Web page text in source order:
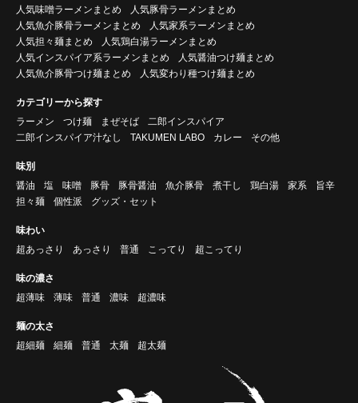
人気味噌ラーメンまとめ
人気豚骨ラーメンまとめ
人気魚介豚骨ラーメンまとめ
人気家系ラーメンまとめ
人気担々麺まとめ
人気鶏白湯ラーメンまとめ
人気インスパイア系ラーメンまとめ
人気醤油つけ麺まとめ
人気魚介豚骨つけ麺まとめ
人気変わり種つけ麺まとめ
カテゴリーから探す
ラーメン
つけ麺 まぜそば
二郎インスパイア
二郎インスパイア汁なし
TAKUMEN LABO カレー その他
味別
醤油
塩 味噌 豚骨 豚骨醤油 魚介豚骨 煮干し 鶏白湯 家系
旨辛
担々麺
個性派 グッズ・セット
味わい
超あっさり
あっさり 普通 こってり 超こってり
味の濃さ
超薄味
薄味 普通 濃味 超濃味
麺の太さ
超細麺
細麺 普通 太麺 超太麺